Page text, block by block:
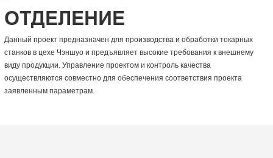
ОТДЕЛЕНИЕ
Данный проект предназначен для производства и обработки токарных
станков в цехе Чэншуо и предъявляет высокие требования к внешнему
виду продукции. Управление проектом и контроль качества
осуществляются совместно для обеспечения соответствия проекта
заявленным параметрам.